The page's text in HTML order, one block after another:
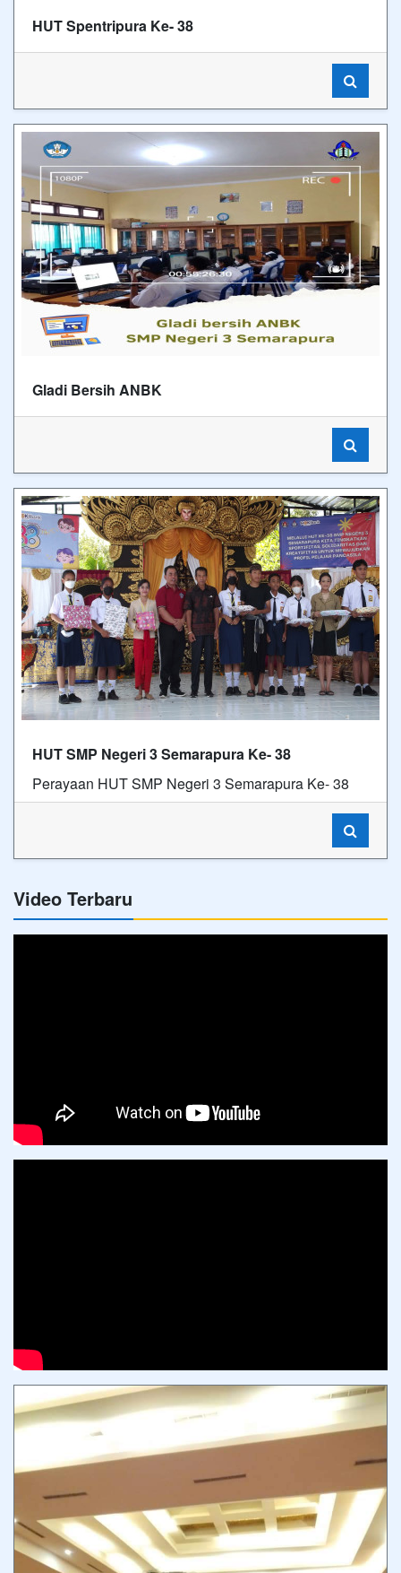
HUT Spentripura Ke- 38
Gladi Bersih ANBK
HUT SMP Negeri 3 Semarapura Ke- 38
Perayaan HUT SMP Negeri 3 Semarapura Ke- 38
Video Terbaru